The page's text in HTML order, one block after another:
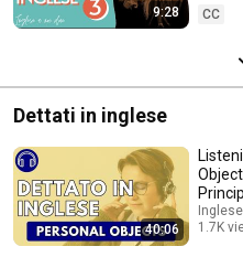
9:28
CC
Dettati in inglese
40:06
1.7K